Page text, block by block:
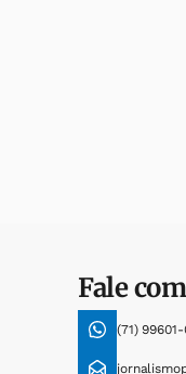
Fale
(71)